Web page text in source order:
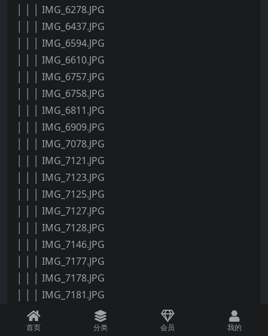
│ │ │ IMG_6278.JPG
│ │ │ IMG_6437.JPG
│ │ │ IMG_6594.JPG
│ │ │ IMG_6610.JPG
│ │ │ IMG_6757.JPG
│ │ │ IMG_6758.JPG
│ │ │ IMG_6811.JPG
│ │ │ IMG_6909.JPG
│ │ │ IMG_7078.JPG
│ │ │ IMG_7121.JPG
│ │ │ IMG_7123.JPG
│ │ │ IMG_7125.JPG
│ │ │ IMG_7127.JPG
│ │ │ IMG_7128.JPG
│ │ │ IMG_7146.JPG
│ │ │ IMG_7177.JPG
│ │ │ IMG_7178.JPG
│ │ │ IMG_7181.JPG
│ │ │ IMG_7182.JPG
│ │ │ IMG_7196.JPG
首页 分类 会员 我的